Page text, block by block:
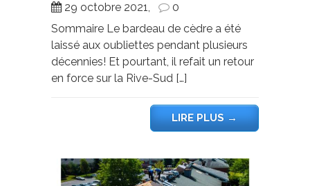
29 octobre 2021,
0
Sommaire Le bardeau de cèdre a été
laissé aux oubliettes pendant plusieurs
décennies! Et pourtant, il refait un retour
en force sur la Rive-Sud […]
LIRE PLUS→